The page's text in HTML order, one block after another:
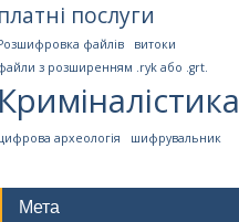
платні послуги
файлів
витоки
з розширенням .ryk або .grt.
Криміналістика
археологія шифрувальник
Мета